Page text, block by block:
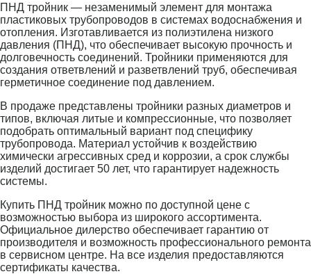
ПНД тройник — незаменимый элемент для монтажа
пластиковых трубопроводов в системах водоснабжения и
отопления. Изготавливается из полиэтилена низкого
давления (ПНД), что обеспечивает высокую прочность и
долговечность соединений. Тройники применяются для
создания ответвлений и разветвлений труб, обеспечивая
герметичное соединение под давлением.
В продаже представлены тройники разных диаметров и
типов, включая литые и компрессионные, что позволяет
подобрать оптимальный вариант под специфику
трубопровода. Материал устойчив к воздействию
химически агрессивных сред и коррозии, а срок службы
изделий достигает 50 лет, что гарантирует надежность
системы.
Купить ПНД тройник можно по доступной цене с
возможностью выбора из широкого ассортимента.
Официальное дилерство обеспечивает гарантию от
производителя и возможность профессионального ремонта
в сервисном центре. На все изделия предоставляются
сертификаты качества.